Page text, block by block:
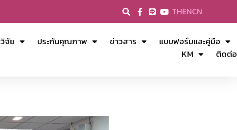
THENCN
วิจัย ประกันคุณภาพ ข่าวสาร
แบบฟอร์มและคู่มือ
KM
ติดต่อ